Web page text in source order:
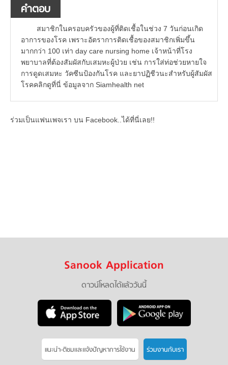
คำตอบ
สมาชิกในครอบครัวของผู้ที่ติดเชื้อในช่วง 7 วันก่อนเกิด
อาการของโรค เพราะอัตราการติดเชื้อของสมาชิกเพิ่มขึ้น
มากกว่า 100 เท่า day care nursing home เจ้าหน้าที่โรง
พยาบาลที่ต้องสัมผัสกับเสมหะผู้ป่วย เช่น การใส่ท่อช่วยหายใจ
การดูดเสมหะ วัคซีนป้องกันโรค และยาปฏิชีวนะสำหรับผู้สัมผัส
โรคคลิกดูที่นี่ ข้อมูลจาก Siamhealth net
ร่วมเป็นแฟนเพจเรา บน Facebook..ได้ที่นี่เลย!!
Sanook Application
ดาวน์โหลดได้แล้ววันนี้
แนะนำ-ติชมเเละแจ้งปัญหาการใช้งาน ร่วมงานกับเรา